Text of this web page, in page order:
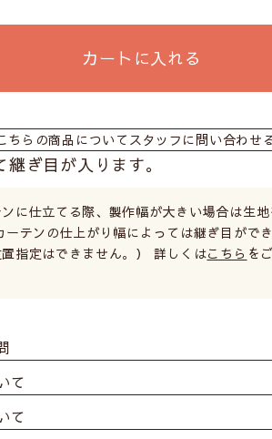
カートに入れる
ちらの商品についてスタッフに問い合わせ
ぎ目が入ります。
に仕立てる際、製作幅が大きい場合は生
テンの仕上がり幅によっては継ぎ目ができ
置指定はできません。） 詳しくはこちら を
て
て